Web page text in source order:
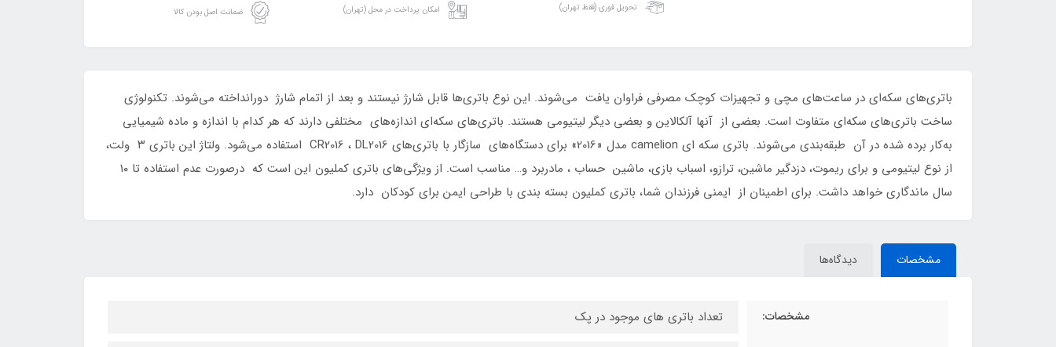
تحویل فوری (فقط تهران) امکان پرداخت در محل (تهران) ضمانت اصل بودن کالا
باتری‌های سکه‌ای در ساعت‌های مچی و تجهیزات کوچک مصرفی فراوان یافت می‌شوند. این نوع باتری‌ها قابل شارژ نیستند و بعد از اتمام شارژ دورانداخته می‌شوند. تکنولوژی
ساخت باتری‌های سکه‌ای متفاوت است. بعضی از آنها آلکالاین و بعضی دیگر لیتیومی هستند. باتری‌های سکه‌ای اندازه‌های مختلفی دارند که هر کدام با اندازه و ماده شیمیایی
به‌کار برده شده در آن طبقه‌بندی می‌شوند. باتری سکه‌ ای camelion مدل «2016» برای دستگاه‌های سازگار با باتری‌های CR2016 ، DL2016 استفاده می‌شود. ولتاژ این باتری ۳ ولت،
از نوع لیتیومی و برای ریموت، دزدگیر ماشین، ترازو، اسباب بازی، ماشین حساب ، مادربرد و… مناسب است. از ویژگی‌های باتری کملیون این ‌است ‌که در‌صورت عدم ‌استفاده تا ۱۰
سال ماندگاری خواهد داشت. برای اطمینان از ایمنی فرزندان شما، باتری کملیون بسته بندی با طراحی ایمن برای کودکان دارد.
مشخصات دیدگاه‌ها
مشخصات: تعداد باتری های موجود در پک